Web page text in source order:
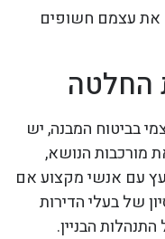
את עצמם חשופים
החלטה
בביטוח המבנה, יש
מורכבות הנושא,
עם אנשי מקצוע אם
של בעלי הדירות
הבניין.